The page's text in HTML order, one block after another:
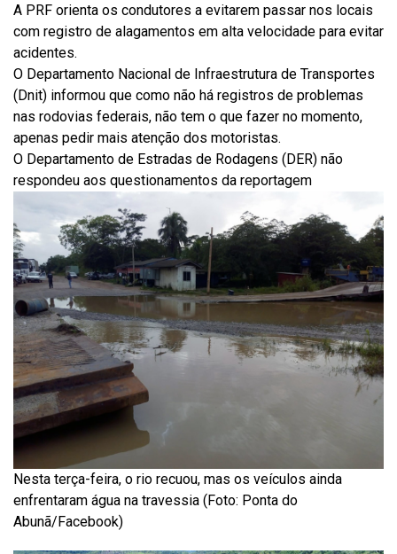
A PRF orienta os condutores a evitarem passar nos locais
com registro de alagamentos em alta velocidade para evitar
acidentes.
O Departamento Nacional de Infraestrutura de Transportes
(Dnit) informou que como não há registros de problemas
nas rodovias federais, não tem o que fazer no momento,
apenas pedir mais atenção dos motoristas.
O Departamento de Estradas de Rodagens (DER) não
respondeu aos questionamentos da reportagem
Nesta terça-feira, o rio recuou, mas os veículos ainda
enfrentaram água na travessia (Foto: Ponta do
Abunã/Facebook)